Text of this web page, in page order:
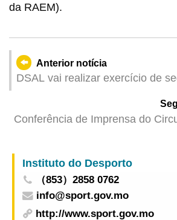
da RAEM).
Anterior notícia
DSAL vai realizar exercício de
atendimento ao público
normalmente
Conferência de Imprensa do
Macau
Instituto do Desporto
（853）2858 0762
info@sport.gov.mo
http://www.sport.gov.mo